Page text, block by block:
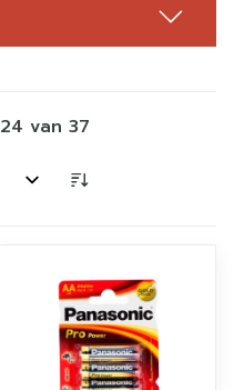
24 van 37